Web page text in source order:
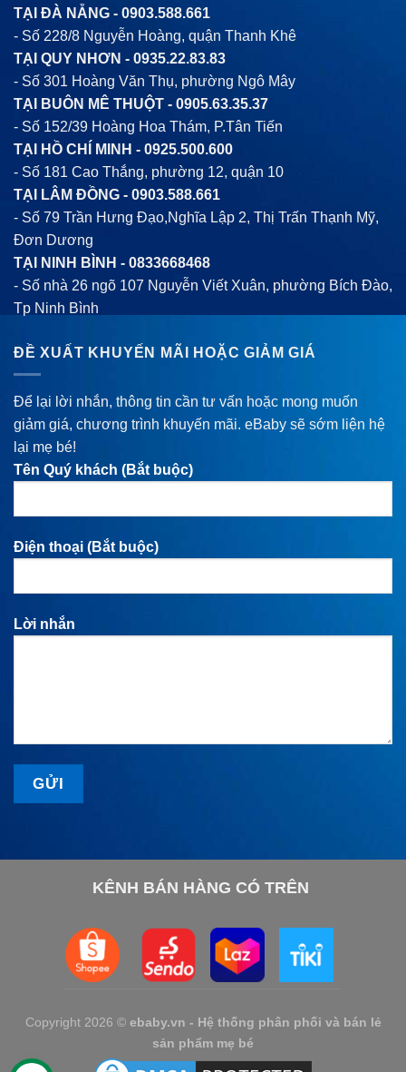
TẠI ĐÀ NẴNG - 0903.588.661
- Số 228/8 Nguyễn Hoàng, quận Thanh Khê
TẠI QUY NHƠN - 0935.22.83.83
- Số 301 Hoàng Văn Thụ, phường Ngô Mây
TẠI BUÔN MÊ THUỘT - 0905.63.35.37
- Số 152/39 Hoàng Hoa Thám, P.Tân Tiến
TẠI HỒ CHÍ MINH - 0925.500.600
- Số 181 Cao Thắng, phường 12, quận 10
TẠI LÂM ĐỒNG - 0903.588.661
- Số 79 Trần Hưng Đạo,Nghĩa Lập 2, Thị Trấn Thạnh Mỹ,
Đơn Dương
TẠI NINH BÌNH - 0833668468
- Số nhà 26 ngõ 107 Nguyễn Viết Xuân, phường Bích Đào,
Tp Ninh Bình
ĐỀ XUẤT KHUYẾN MÃI HOẶC GIẢM GIÁ
Để lại lời nhắn, thông tin cần tư vấn hoặc mong muốn
giảm giá, chương trình khuyến mãi. eBaby sẽ sớm liện hệ
lại mẹ bé!
Tên Quý khách (Bắt buộc)
Điện thoại (Bắt buộc)
Lời nhắn
KÊNH BÁN HÀNG CÓ TRÊN
Copyright 2026 © ebaby.vn - Hệ thống phân phối và bán lẻ
sản phẩm mẹ bé